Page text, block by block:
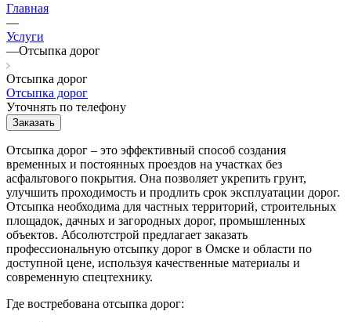
Главная
—
Услуги
—Отсыпка дорог
Отсыпка дорог
Отсыпка дорог
Уточнять по телефону
Заказать
Отсыпка дорог – это эффективный способ создания
временных и постоянных проездов на участках без
асфальтового покрытия. Она позволяет укрепить грунт,
улучшить проходимость и продлить срок эксплуатации дорог.
Отсыпка необходима для частных территорий, строительных
площадок, дачных и загородных дорог, промышленных
объектов. Абсолютстрой предлагает заказать
профессиональную отсыпку дорог в Омске и области по
доступной цене, используя качественные материалы и
современную спецтехнику.
Где востребована отсыпка дорог: